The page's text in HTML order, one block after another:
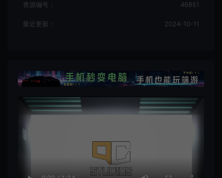
资源编号： 46851
最近更新： 2024-10-11